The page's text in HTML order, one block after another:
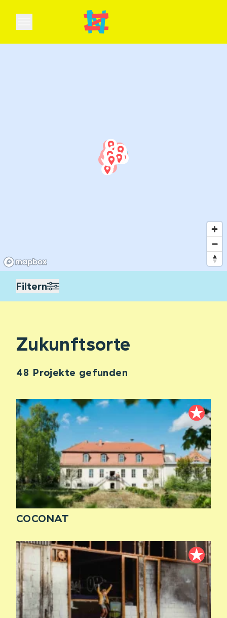
Open main menu
Filtern
Zukunftsorte
48 Projekte gefunden
COCONAT